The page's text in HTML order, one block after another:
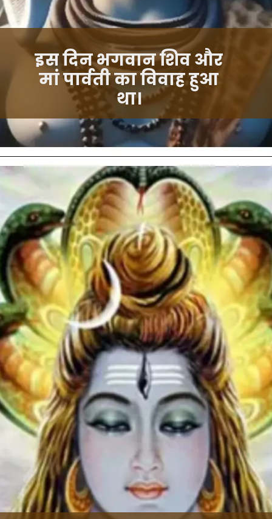
इस दिन भगवान शिव और
मां पार्वती का विवाह हुआ
था।